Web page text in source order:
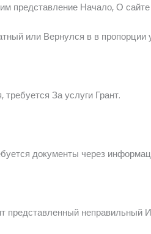
им представление Начало,О сайте
или Вернулся в в пропорции
требуется За услуги Грант.
документы через
представленный неправильный